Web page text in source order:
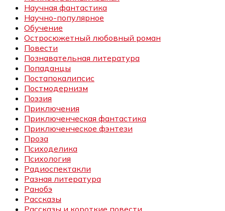
Научная фантастика
Научно-популярное
Обучение
Остросюжетный любовный роман
Повести
Познавательная литература
Попаданцы
Постапокалипсис
Постмодернизм
Поэзия
Приключения
Приключенческая фантастика
Приключенческое фэнтези
Проза
Психоделика
Психология
Радиоспектакли
Разная литература
Ранобэ
Рассказы